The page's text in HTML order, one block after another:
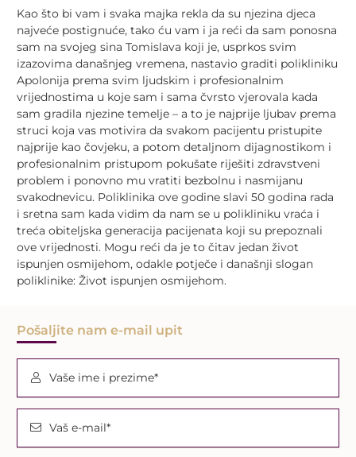
Kao što bi vam i svaka majka rekla da su njezina djeca
najveće postignuće, tako ću vam i ja reći da sam ponosna
sam na svojeg sina Tomislava koji je, usprkos svim
izazovima današnjeg vremena, nastavio graditi polikliniku
Apolonija prema svim ljudskim i profesionalnim
vrijednostima u koje sam i sama čvrsto vjerovala kada
sam gradila njezine temelje – a to je najprije ljubav prema
struci koja vas motivira da svakom pacijentu pristupite
najprije kao čovjeku, a potom detaljnom dijagnostikom i
profesionalnim pristupom pokušate riješiti zdravstveni
problem i ponovno mu vratiti bezbolnu i nasmijanu
svakodnevicu. Poliklinika ove godine slavi 50 godina rada
i sretna sam kada vidim da nam se u polikliniku vraća i
treća obiteljska generacija pacijenata koji su prepoznali
ove vrijednosti. Mogu reći da je to čitav jedan život
ispunjen osmijehom, odakle potječe i današnji slogan
poliklinike: Život ispunjen osmijehom.
Pošaljite nam e-mail upit
Vaše ime i prezime*
Vaš e-mail*